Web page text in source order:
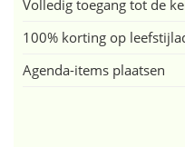
Volledig toegang tot de
100% korting op
Agenda-items plaatsen